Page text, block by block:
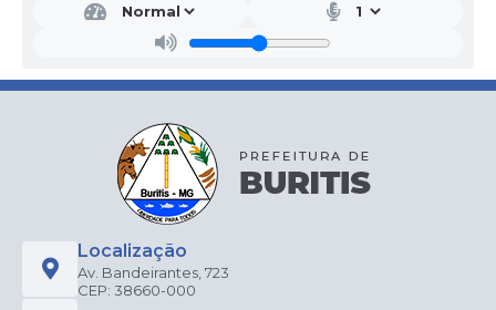
Localização
Av. Bandeirantes, 723
CEP: 38660-000